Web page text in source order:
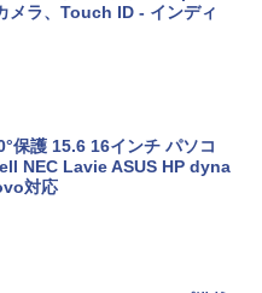
メラ、Touch ID - インディ
保護 15.6 16インチ パソコ
NEC Lavie ASUS HP dyna
対応